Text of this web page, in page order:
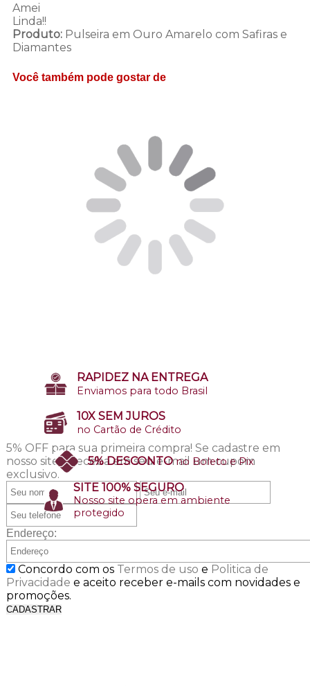
Amei
Linda!!
Produto:Pulseira em Ouro Amarelo com Safiras e
Diamantes
Você também pode gostar de
RAPIDEZ NA ENTREGA
Enviamos para todo Brasil
10X SEM JUROS
no Cartão de Crédito
5% DESCONTO no Boleto e Pix
SITE 100% SEGURO
Nosso site opera em ambiente
protegido
5% OFF para sua primeira compra! Se cadastre em
nosso site e receba em seu e-mail um cupom
exclusivo.
Endereço:
Concordo com os Termos de uso e Politica de
Privacidade e aceito receber e-mails com novidades e
promoções.
CADASTRAR